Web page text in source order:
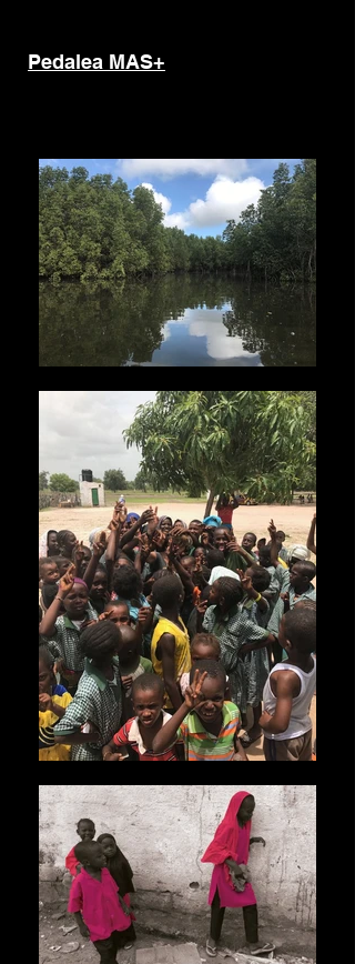
Pedalea MAS+